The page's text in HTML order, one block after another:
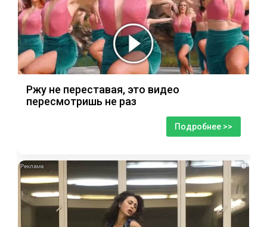
Ржу не переставая, это видео
пересмотришь не раз
Подробнее >>
i